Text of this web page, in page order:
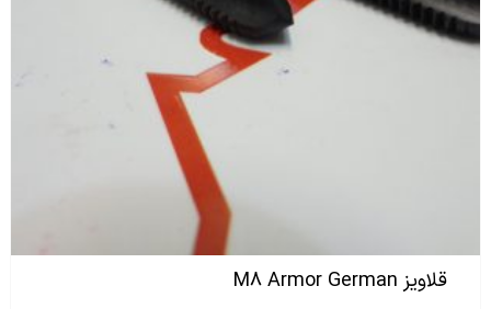
قلاویز M۸ Armor German